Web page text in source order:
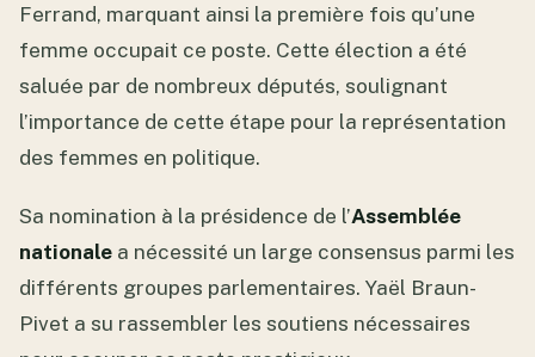
Ferrand, marquant ainsi la première fois qu’une
femme occupait ce poste. Cette élection a été
saluée par de nombreux députés, soulignant
l’importance de cette étape pour la représentation
des femmes en politique.
Sa nomination à la présidence de l’Assemblée
nationale a nécessité un large consensus parmi les
différents groupes parlementaires. Yaël Braun-
Pivet a su rassembler les soutiens nécessaires